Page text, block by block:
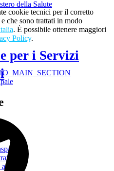
cookie tecnici per il corretto
che sono trattati in modo
. È possibile ottenere maggiori
Policy.
della Salute
per i Servizi